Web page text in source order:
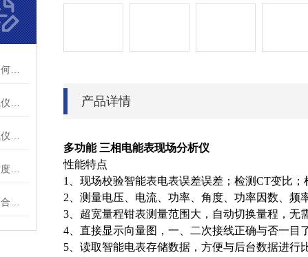
产品详情
多功能 三相电能表现场分析仪
性能特点
1、现场校验智能表电表误差误差；检测CT变比
2、测量电压、电流、功率、角度、功率因数、频
3、超宽量程钳表测量范围大，自动切换量程，无
4、直接显示向量图，一、二次接线正确与否一目
5、读取智能电表存储数据，方便与后台数据进行